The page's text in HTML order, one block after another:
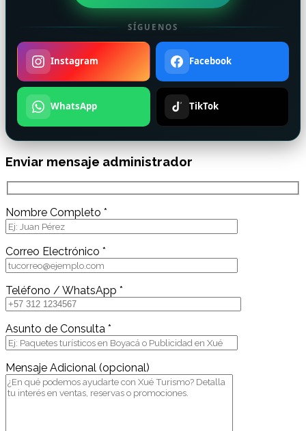
SÍGUENOS
Instagram Facebook
WhatsApp TikTok
Enviar mensaje administrador
Nombre Completo *
Correo Electrónico *
Teléfono / WhatsApp *
Asunto de Consulta *
Mensaje Adicional (opcional)